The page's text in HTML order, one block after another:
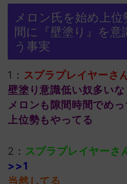
メロン氏を始め上
間に『壁塗り』を
う事実
1： スプラプレイヤーさ
壁塗り意識低い奴多いな
メロンも隙間時間でめ
上位勢もやってる
2： スプラプレイヤーさ
>>1
当然してる